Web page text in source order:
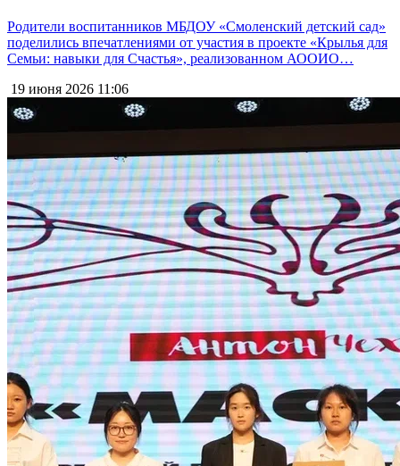
Родители воспитанников МБДОУ «Смоленский детский сад»
поделились впечатлениями от участия в проекте «Крылья для
Семьи: навыки для Счастья», реализованном АООИО…
19 июня 2026 11:06